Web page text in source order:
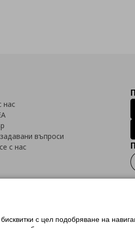
нас
въпроси
с нас
за използване на бисквитки
с цел подобряване на